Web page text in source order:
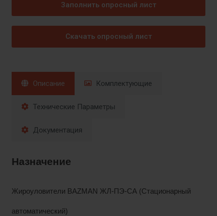
Заполнить опросный лист
Скачать опросный лист
Описание Комплектующие
Технические Параметры
Документация
Назначение
Жироуловители BAZMAN ЖЛ-ПЭ-СА (Стационарный
автоматический)